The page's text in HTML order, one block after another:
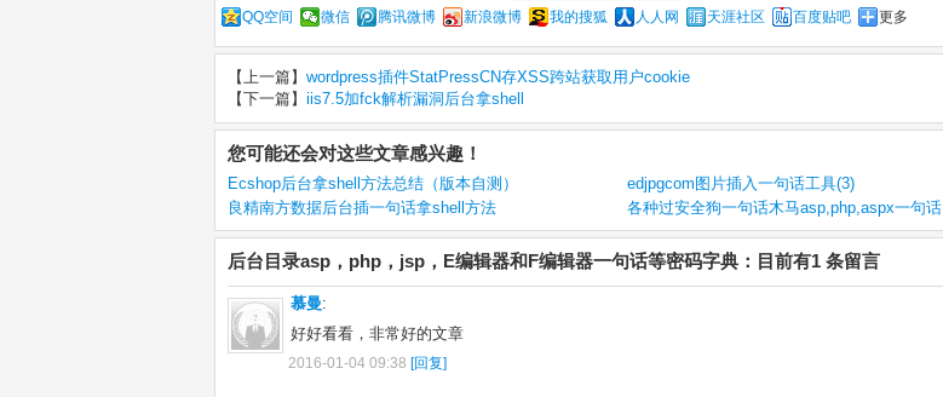
QQ空间 微信 腾讯微博 新浪微博 我的搜狐 人人网 天涯社区 百度贴吧 更多
【上一篇】 wordpress插件StatPressCN存XSS跨站获取用户cookie
【下一篇】 iis7.5加fck解析漏洞后台拿shell
您可能还会对这些文章感兴趣！
Ecshop后台拿shell方法总结（版本自测）
edjpgcom图片插入一句话工具(3)
良精南方数据后台插一句话拿shell方法
各种过安全狗一句话木马asp,php,aspx一句话
后台目录asp，php，jsp，E编辑器和F编辑器一句话等密码字典：目前有1 条留言
慕曼:
好好看看，非常好的文章
2016-01-04 09:38 [回复]